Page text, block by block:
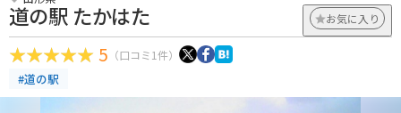
道の駅 たかはた お気に入り
5 （口コミ1件）
#道の駅